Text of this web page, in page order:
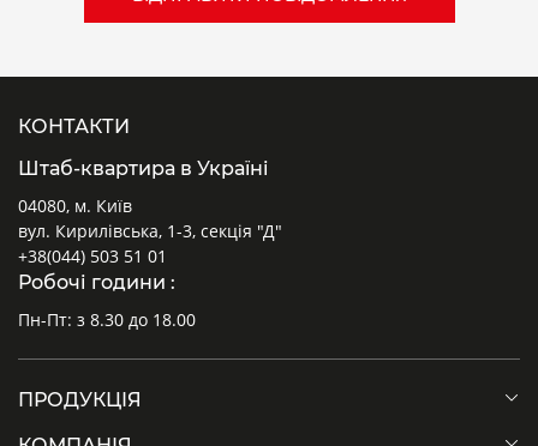
КОНТАКТИ
Штаб-квартира в Україні
04080, м. Київ
вул. Кирилівська, 1-3, секція "Д"
+38(044) 503 51 01
Робочі години :
Пн-Пт: з 8.30 до 18.00
ПРОДУКЦІЯ